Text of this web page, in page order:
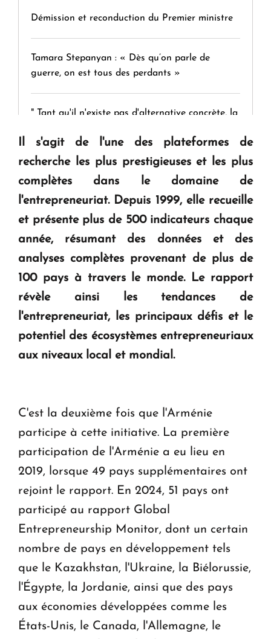
Démission et reconduction du Premier ministre
Tamara Stepanyan : « Dès qu’on parle de
guerre, on est tous des perdants »
" Tant qu'il n'existe pas d'alternative concrète, la
KASA : 30 ans d'audace, de résilience et d'avenir
en Arménie
Le premier hôtel Hyatt Regency d'Arménie
ouvrira ses portes à Dilijan
Il s'agit de l'une des plateformes de
recherche les plus prestigieuses et les plus
complètes dans le domaine de
l'entrepreneuriat. Depuis 1999, elle recueille
et présente plus de 500 indicateurs chaque
année, résumant des données et des
analyses complètes provenant de plus de
100 pays à travers le monde. Le rapport
révèle ainsi les tendances de
l'entrepreneuriat, les principaux défis et le
potentiel des écosystèmes entrepreneuriaux
aux niveaux local et mondial.
C'est la deuxième fois que l'Arménie
participe à cette initiative. La première
participation de l'Arménie a eu lieu en
2019, lorsque 49 pays supplémentaires ont
rejoint le rapport. En 2024, 51 pays ont
participé au rapport Global
Entrepreneurship Monitor, dont un certain
nombre de pays en développement tels
que le Kazakhstan, l'Ukraine, la Biélorussie,
l'Égypte, la Jordanie, ainsi que des pays
aux économies développées comme les
États-Unis, le Canada, l'Allemagne, le